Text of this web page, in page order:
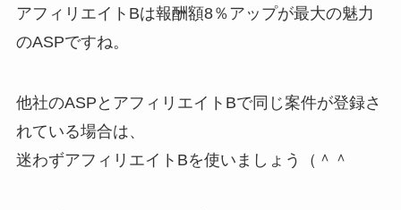
アフィリエイトBは報酬額8％アップが最大の魅力
のASPですね。
他社のASPとアフィリエイトBで同じ案件が登録さ
れている場合は、
迷わずアフィリエイトBを使いましょう（＾＾